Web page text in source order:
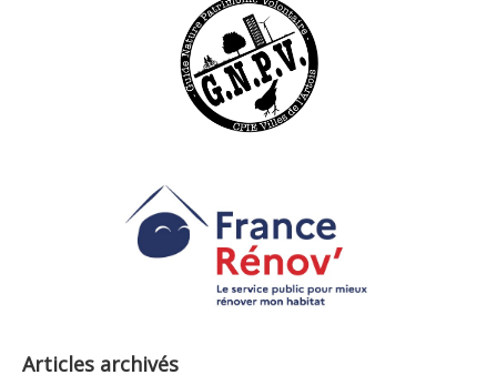
Articles archivés